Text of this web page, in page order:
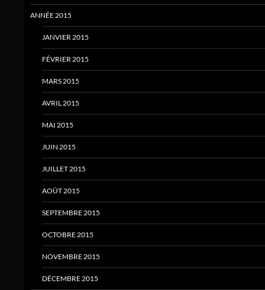
ANNÉE 2015
JANVIER 2015
FÉVRIER 2015
MARS 2015
AVRIL 2015
MAI 2015
JUIN 2015
JUILLET 2015
AOÛT 2015
SEPTEMBRE 2015
OCTOBRE 2015
NOVEMBRE 2015
DÉCEMBRE 2015